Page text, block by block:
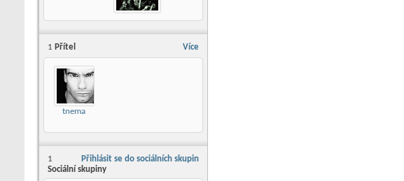
Více
1 Přítel
tnema
Přihlásit se do sociálních skupin
1
Sociální skupiny